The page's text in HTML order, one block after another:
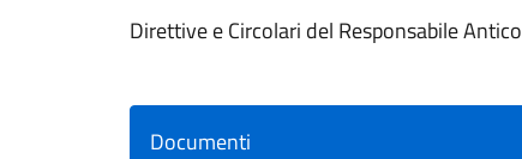
Direttive e Circolari del Responsabile
Documenti